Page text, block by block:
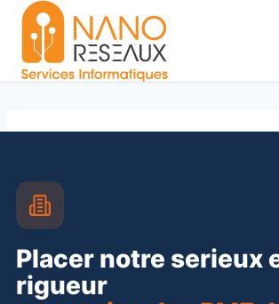
Aller
contenu
Placer notre serieux
rigueur